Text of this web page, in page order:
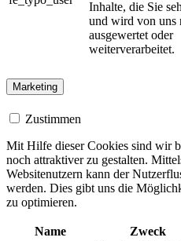
Inhalte, die Sie
und wird von uns
ausgewertet oder
weiterverarbeitet.
Marketing
Zustimmen
Mit Hilfe dieser Cookies sind wir
noch attraktiver zu gestalten.
Websitenutzern kann der
werden. Dies gibt uns die
zu optimieren.
Name Zweck